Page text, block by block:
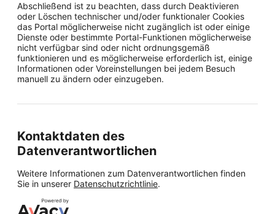
Abschließend ist zu beachten, dass durch Deaktivieren
oder Löschen technischer und/oder funktionaler Cookies
das Portal möglicherweise nicht zugänglich ist oder einige
Dienste oder bestimmte Portal-Funktionen möglicherweise
nicht verfügbar sind oder nicht ordnungsgemäß
funktionieren und es möglicherweise erforderlich ist, einige
Informationen oder Voreinstellungen bei jedem Besuch
manuell zu ändern oder einzugeben.
Kontaktdaten des
Datenverantwortlichen
Weitere Informationen zum Datenverantwortlichen finden
Sie in unserer Datenschutzrichtlinie.